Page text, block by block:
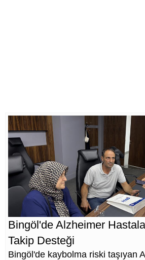
Bingöl'de Alzheimer
Takip Desteği
Bingöl'de kaybolma riski taşıyan